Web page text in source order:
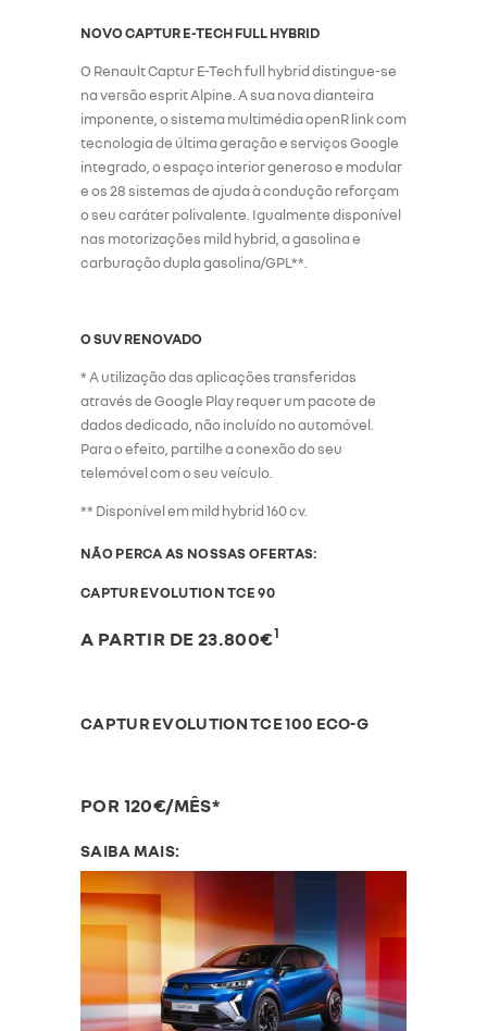
NOVO CAPTUR E-TECH FULL HYBRID
O Renault Captur E-Tech full hybrid distingue-se
na versão esprit Alpine. A sua nova dianteira
imponente, o sistema multimédia openR link com
tecnologia de última geração e serviços Google
integrado, o espaço interior generoso e modular
e os 28 sistemas de ajuda à condução reforçam
o seu caráter polivalente. Igualmente disponível
nas motorizações mild hybrid, a gasolina e
carburação dupla gasolina/GPL**.
O SUV RENOVADO
* A utilização das aplicações transferidas
através de Google Play requer um pacote de
dados dedicado, não incluído no automóvel.
Para o efeito, partilhe a conexão do seu
telemóvel com o seu veículo.
** Disponível em mild hybrid 160 cv.
NÃO PERCA AS NOSSAS OFERTAS:
CAPTUR EVOLUTION TCE 90
A PARTIR DE 23.800€1
CAPTUR EVOLUTION TCE 100 ECO-G
POR 120€/MÊS*
SAIBA MAIS: